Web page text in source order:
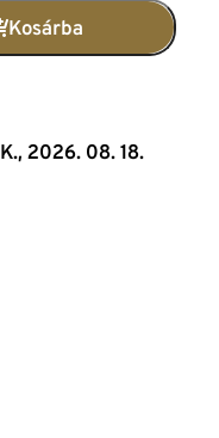
Kosárba
2026. 08. 18.